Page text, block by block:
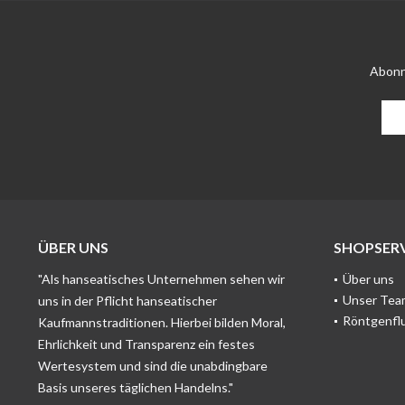
ÜBER UNS
"Als hanseatisches Unternehmen sehen wir
uns in der Pflicht hanseatischer
Kaufmannstraditionen. Hierbei bilden Moral,
Ehrlichkeit und Transparenz ein festes
Wertesystem und sind die unabdingbare
Basis unseres täglichen Handelns."
Über uns
Unser